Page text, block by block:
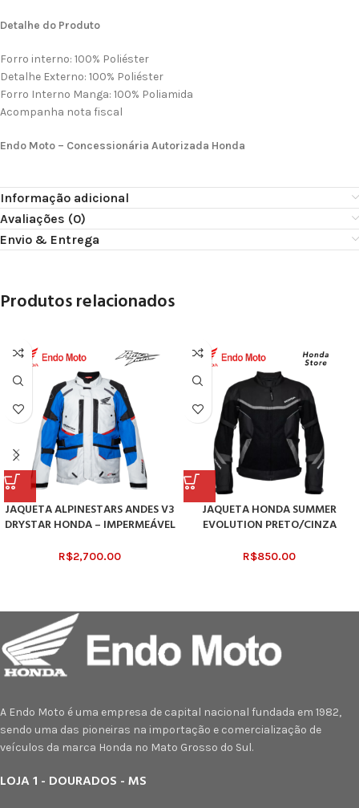
Detalhe do Produto
Forro interno: 100% Poliéster
Detalhe Externo: 100% Poliéster
Forro Interno Manga: 100% Poliamida
Acompanha nota fiscal
Endo Moto – Concessionária Autorizada Honda
Informação adicional
Avaliações (0)
Envio & Entrega
Produtos relacionados
JAQUETA ALPINESTARS ANDES V3
DRYSTAR HONDA – IMPERMEÁVEL
R$2,700.00
JAQUETA HONDA SUMMER
EVOLUTION PRETO/CINZA
R$850.00
A Endo Moto é uma empresa de capital nacional fundada em 1982,
sendo uma das pioneiras na importação e comercialização de
veículos da marca Honda no Mato Grosso do Sul.
LOJA 1 - DOURADOS - MS